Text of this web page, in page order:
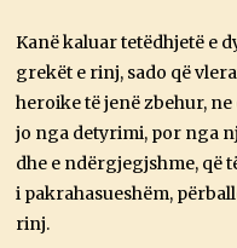
Kanë kaluar tetëdhjetë e
grekët e rinj, sado që
heroike të jenë zbehur,
jo nga detyrimi, por nga
dhe e ndërgjegjshme, që
i pakrahasueshëm,
rinj.